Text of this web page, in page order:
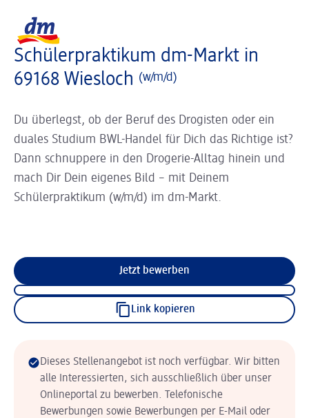
Schülerpraktikum dm-Markt in
69168 Wiesloch (w/m/d)
Du überlegst, ob der Beruf des Drogisten oder ein
duales Studium BWL-Handel für Dich das Richtige ist?
Dann schnuppere in den Drogerie-Alltag hinein und
mach Dir Dein eigenes Bild – mit Deinem
Schülerpraktikum (w/m/d) im dm-Markt.
Jetzt bewerben
Link kopieren
Dieses Stellenangebot ist noch verfügbar. Wir bitten
alle Interessierten, sich ausschließlich über unser
Onlineportal zu bewerben. Telefonische
Bewerbungen sowie Bewerbungen per E-Mail oder